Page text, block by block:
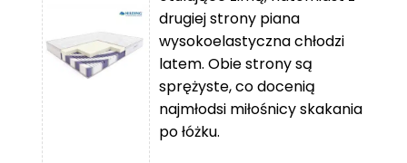
839 zł
do
670 zł
drugiej strony piana
wysokoelastyczna chłodzi
latem. Obie strony są
sprężyste, co docenią
najmłodsi miłośnicy skakania
po łóżku.